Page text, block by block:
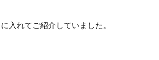
入れてご紹介していました。